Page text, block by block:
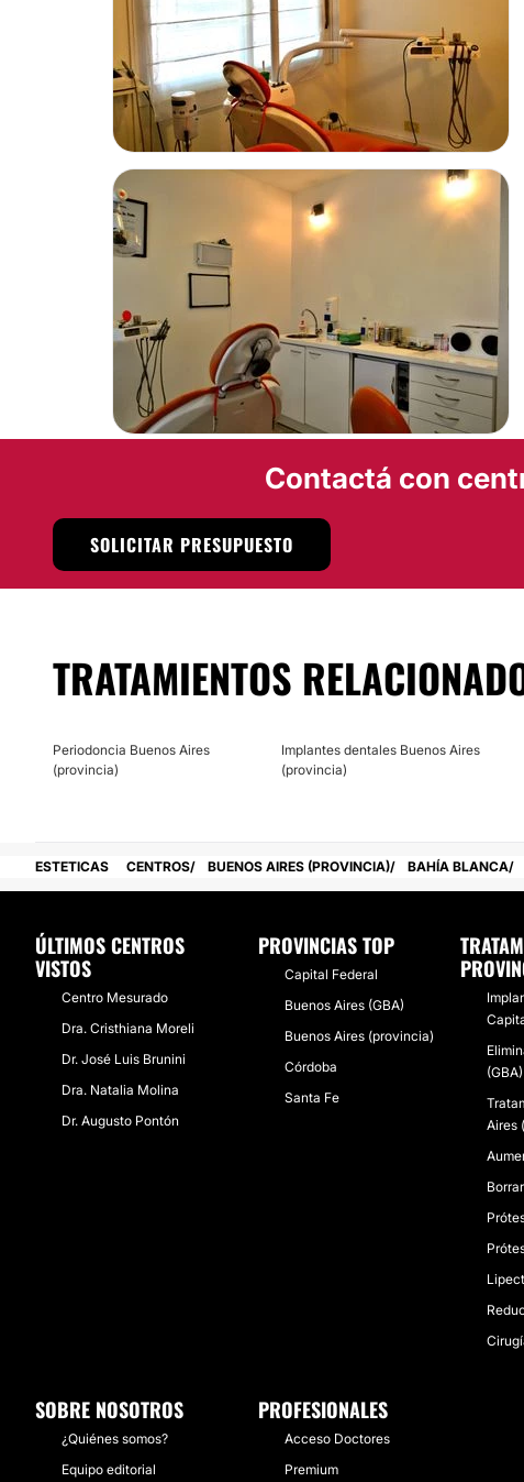
Doctor José Ignacio Torrobaatiende a todos sus pacientes
privado que se encuentra ubicado en la Avenida Rodríguez
la ciudad deBuenos Aires.
Posibilidad de videoconsulta:
No
Financiación o facilidades de pago:
No
Contactá con
SOLICITAR PRESUPUESTO
TRATAMIENTOS
Periodoncia Buenos Aires
(provincia)
Implantes dentales Buenos Aires
(provincia)
ESTETICAS CENTROS BUENOS AIRES (PROVINCIA) BAHÍA BLANCA
ÚLTIMOS CENTROS
VISTOS
Centro Mesurado
Dra. Cristhiana Moreli
Dr. José Luis Brunini
Dra. Natalia Molina
Dr. Augusto Pontón
PROVINCIAS TOP
Capital Federal
Buenos Aires (GBA)
Buenos Aires (provincia)
Córdoba
Santa Fe
(GBA)
Aires
SOBRE NOSOTROS
¿Quiénes somos?
Equipo editorial
PROFESIONALES
Acceso Doctores
Premium